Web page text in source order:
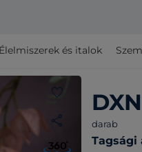
Élelmiszerek és italok
favorite
share
darab
Tagsági